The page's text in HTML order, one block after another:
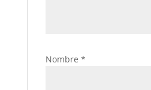
Nombre *